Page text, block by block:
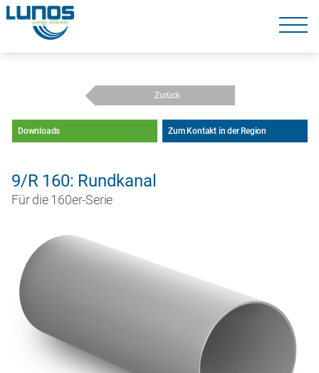
Navigation
überspringen
Navigation
Zurück
Downloads Zum Kontakt in der Region
9/R 160: Rundkanal
Für die 160er-Serie